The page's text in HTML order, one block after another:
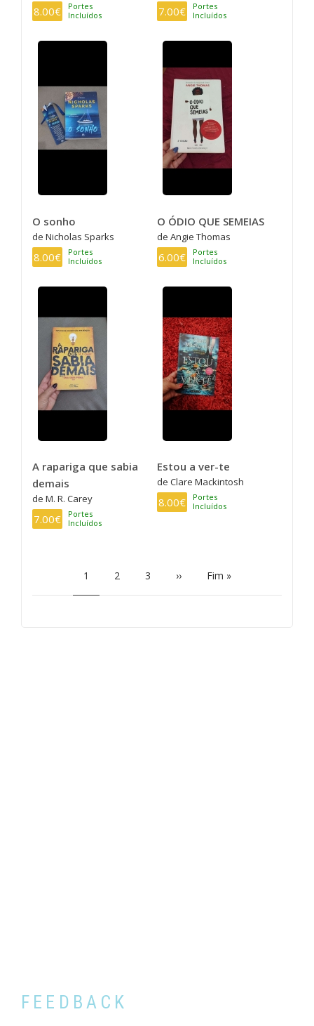
8.00€
Portes
Incluídos
7.00€
Portes
Incluídos
O sonho
de Nicholas Sparks
8.00€
Portes
Incluídos
O ÓDIO QUE SEMEIAS
de Angie Thomas
6.00€
Portes
Incluídos
A rapariga que sabia
demais
de M. R. Carey
7.00€
Portes
Incluídos
Estou a ver-te
de Clare Mackintosh
8.00€
Portes
Incluídos
Página
1 Page
2 Page
3 Próxima
›› Última
Fim »
FEEDBACK